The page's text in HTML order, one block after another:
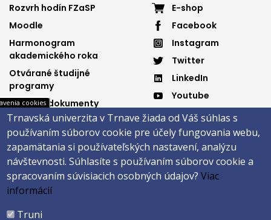
Footer
menu
3
Rozvrh hodín FZaSP
Moodle
Harmonogram
akademického roka
Otvárané študijné
programy
Dôležité dokumenty
Elektronická knižnica
Footer
menu
4
E-shop
Facebook
Instagram
Twitter
LinkedIn
Youtube
Spotify
Päta
Správca obsahu
cookies
Trnavská univerzita v Trnave žiada od Váš súhlas s
používaním súborov cookie pre účely fungovania webu,
zapamätania si používateľských nastavení, analýzu
návštevnosti. Súhlasíte s používaním súborov cookie a
spracovaním súvisiacich osobných údajov?Viac
informácií
Truni